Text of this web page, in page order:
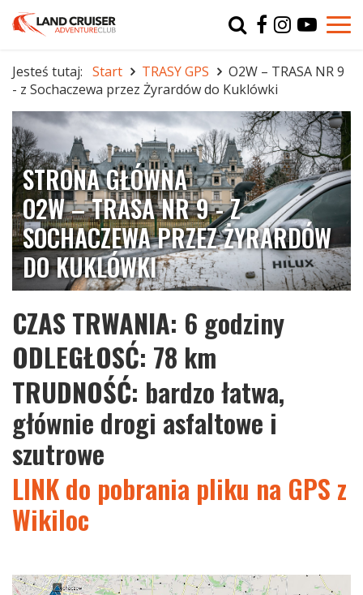
Jesteś tutaj: Start TRASY GPS
O2W – TRASA NR 9
- z Sochaczewa przez Żyrardów do Kuklówki
STRONA GŁÓWNA
O2W – TRASA NR 9 - Z
SOCHACZEWA PRZEZ ŻYRARDÓW
DO KUKLÓWKI
CZAS TRWANIA: 6 godziny
ODLEGŁOSĆ: 78 km
TRUDNOŚĆ: bardzo łatwa,
głównie drogi asfaltowe i
szutrowe
LINK do pobrania pliku na GPS z
Wikiloc